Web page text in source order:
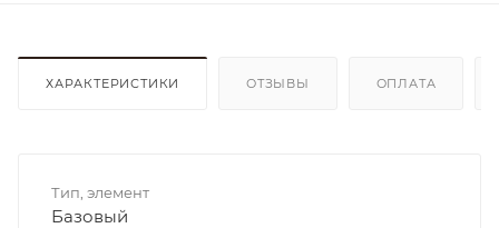
ХАРАКТЕРИСТИКИ ОТЗЫВЫ ОПЛАТА
Тип, элемент
Базовый